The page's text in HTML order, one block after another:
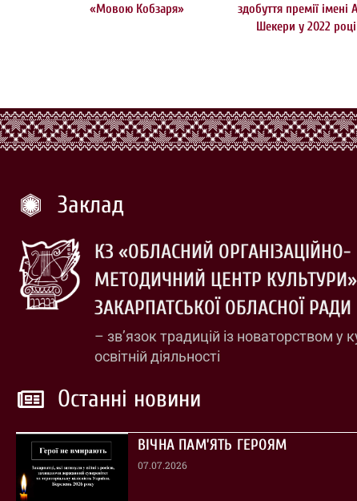
«Мовою Кобзаря»
здобуття премії імені
Шекери у 2022 році
Заклад
КЗ «ОБЛАСНИЙ ОРГАНІЗАЦІЙНО-
МЕТОДИЧНИЙ ЦЕНТР КУЛЬТУРИ»
ЗАКАРПАТСЬКОЇ ОБЛАСНОЇ РАДИ
– зв’язок традицій із новаторством у
освітній діяльності
Останні новини
ВІЧНА ПАМ’ЯТЬ ГЕРОЯМ
07.07.2026